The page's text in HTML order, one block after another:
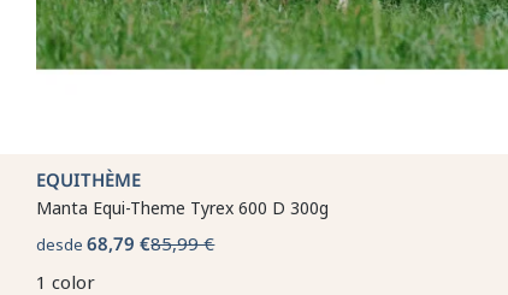
EQUITHÈME
Manta Equi-Theme Tyrex 600 D 300g
desde68,79 €85,99 €
1 color